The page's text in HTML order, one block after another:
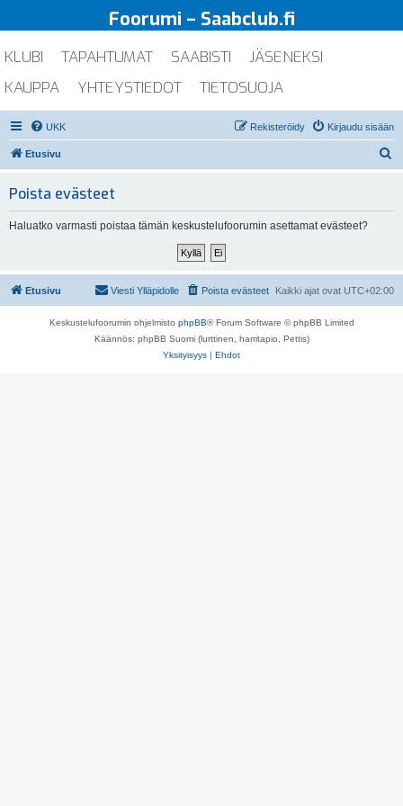
Foorumi – Saabclub.fi
KLUBI TAPAHTUMAT SAABISTI
JÄSENEKSI
KAUPPA
YHTEYSTIEDOT TIETOSUOJA
UKK Kirjaudu sisään
Rekisteröidy
Etusivu
Poista evästeet
Haluatko varmasti poistaa tämän keskustelufoorumin asettamat evästeet?
Etusivu Kaikki ajat ovat UTC+02:00
Poista evästeet
Viesti Ylläpidolle
Keskustelufoorumin ohjelmisto phpBB® Forum Software © phpBB Limited
Käännös: phpBB Suomi (lurttinen, harritapio, Pettis)
Yksityisyys | Ehdot